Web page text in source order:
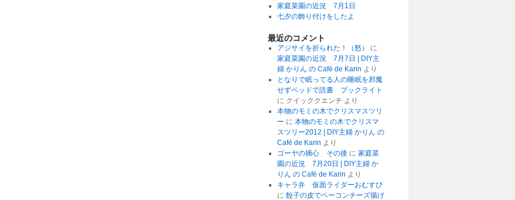
家庭菜園の近況 7月1日
七夕の飾り付けをしたよ
最近のコメント
アジサイを折られた！（怒）
に
家庭菜園の近況 7月7日 | DIY主
婦 かりん の Café de Karin より
となりで眠ってる人の睡眠を邪魔
せずベッドで読書 ブックライト
に クイッククエンチ より
本物のモミの木でクリスマスツリ
ー に 本物のモミの木でクリスマ
スツリー2012 | DIY主婦 かりん の
Café de Karin より
ゴーヤの摘心 その後 に 家庭菜
園の近況 7月20日 | DIY主婦 か
りん の Café de Karin より
キャラ弁 仮面ライダーおむすび
に 餃子の皮でベーコンチーズ揚げ